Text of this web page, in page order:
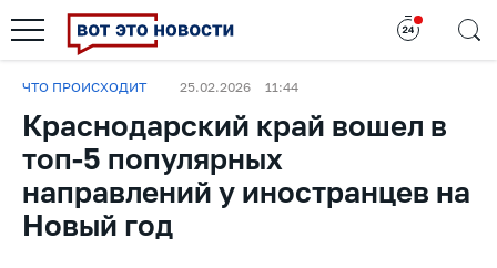
ЧТО ПРОИСХОДИТ 25.02.2026 11:44
Краснодарский край вошел в
топ-5 популярных
направлений у иностранцев на
Новый год